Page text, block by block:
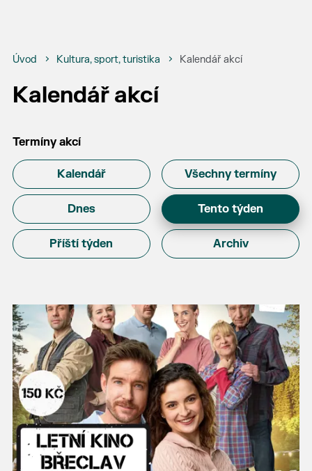
Úvod Kultura, sport, turistika Kalendář akcí
Kalendář akcí
Termíny akcí
Kalendář Všechny termíny
Dnes Tento týden
Příští týden Archiv